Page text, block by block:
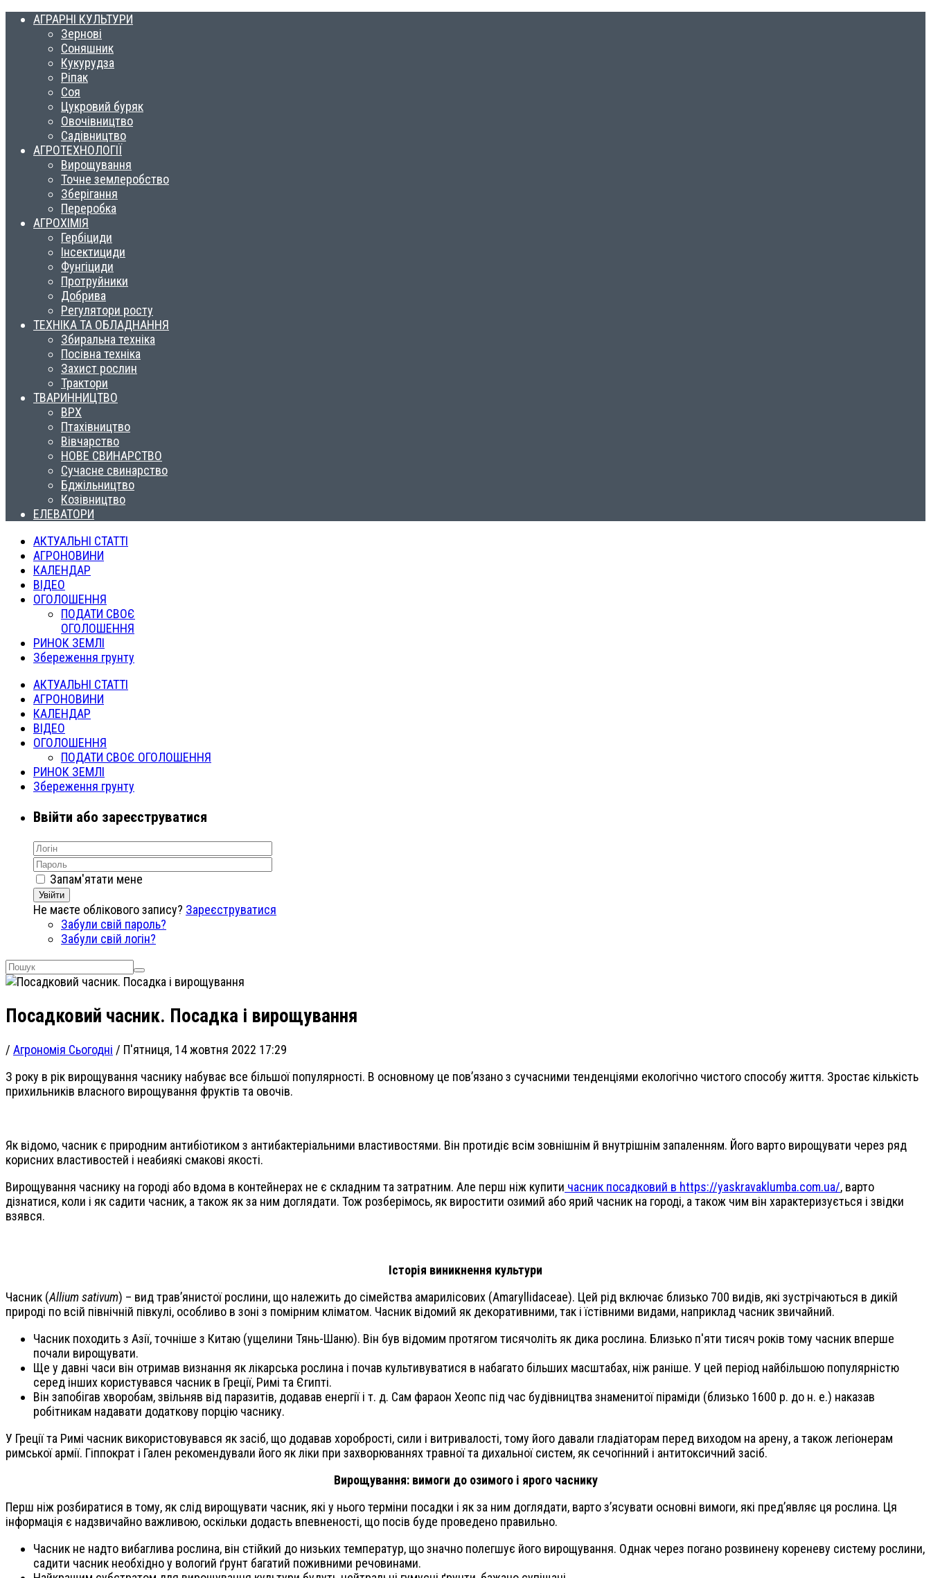
АГРАРНІ КУЛЬТУРИ
Зернові
Соняшник
Кукурудза
Ріпак
Соя
Цукровий буряк
Овочівництво
Садівництво
АГРОТЕХНОЛОГІЇ
Вирощування
Точне землеробство
Зберігання
Переробка
АГРОХІМІЯ
Гербіциди
Інсектициди
Фунгіциди
Протруйники
Добрива
Регулятори росту
ТЕХНІКА ТА ОБЛАДНАННЯ
Збиральна техніка
Посівна техніка
Захист рослин
Трактори
ТВАРИННИЦТВО
ВРХ
Птахівництво
Вівчарство
НОВЕ СВИНАРСТВО
Сучасне свинарство
Бджільництво
Козівництво
ЕЛЕВАТОРИ
АКТУАЛЬНІ СТАТТІ
АГРОНОВИНИ
КАЛЕНДАР
ВІДЕО
ОГОЛОШЕННЯ
ПОДАТИ СВОЄ
ОГОЛОШЕННЯ
РИНОК ЗЕМЛІ
Збереження грунту
АКТУАЛЬНІ СТАТТІ
АГРОНОВИНИ
КАЛЕНДАР
ВІДЕО
ОГОЛОШЕННЯ
ПОДАТИ СВОЄ ОГОЛОШЕННЯ
РИНОК ЗЕМЛІ
Збереження грунту
Ввійти або зареєструватися
Запам'ятати мене
Увійти
Не маєте облікового запису? Зареєструватися
Забули свій пароль?
Забули свій логін?
Посадковий часник. Посадка і вирощування
/ Агрономія Сьогодні / П'ятниця, 14 жовтня 2022 17:29
З року в рік вирощування часнику набуває все більшої популярності. В основному це пов’язано з сучасними тенденціями екологічно чистого способу життя. Зростає кількість
прихильників власного вирощування фруктів та овочів.
Як відомо, часник є природним антибіотиком з антибактеріальними властивостями. Він протидіє всім зовнішнім й внутрішнім запаленням. Його варто вирощувати через ряд
корисних властивостей і неабиякі смакові якості.
Вирощування часнику на городі або вдома в контейнерах не є складним та затратним. Але перш ніж купити часник посадковий в https://yaskravaklumba.com.ua/, варто
дізнатися, коли і як садити часник, а також як за ним доглядати. Тож розберімось, як виростити озимий або ярий часник на городі, а також чим він характеризується і звідки
взявся.
Історія виникнення культури
Часник (Allium sativum) – вид трав’янистої рослини, що належить до сімейства амарилісових (Amaryllidaceae). Цей рід включає близько 700 видів, які зустрічаються в дикій
природі по всій північній півкулі, особливо в зоні з помірним кліматом. Часник відомий як декоративними, так і їстівними видами, наприклад часник звичайний.
Часник походить з Азії, точніше з Китаю (ущелини Тянь-Шаню). Він був відомим протягом тисячоліть як дика рослина. Близько п'яти тисяч років тому часник вперше
почали вирощувати.
Ще у давні часи він отримав визнання як лікарська рослина і почав культивуватися в набагато більших масштабах, ніж раніше. У цей період найбільшою популярністю
серед інших користувався часник в Греції, Римі та Єгипті.
Він запобігав хворобам, звільняв від паразитів, додавав енергії і т. д. Сам фараон Хеопс під час будівництва знаменитої піраміди (близько 1600 р. до н. е.) наказав
робітникам надавати додаткову порцію часнику.
У Греції та Римі часник використовувався як засіб, що додавав хоробрості, сили і витривалості, тому його давали гладіаторам перед виходом на арену, а також легіонерам
римської армії. Гіппократ і Гален рекомендували його як ліки при захворюваннях травної та дихальної систем, як сечогінний і антитоксичний засіб.
Вирощування: вимоги до озимого і ярого часнику
Перш ніж розбиратися в тому, як слід вирощувати часник, які у нього терміни посадки і як за ним доглядати, варто з’ясувати основні вимоги, які пред’являє ця рослина. Ця
інформація є надзвичайно важливою, оскільки додасть впевненості, що посів буде проведено правильно.
Часник не надто вибаглива рослина, він стійкий до низьких температур, що значно полегшує його вирощування. Однак через погано розвинену кореневу систему рослини,
садити часник необхідно у вологий ґрунт багатий поживними речовинами.